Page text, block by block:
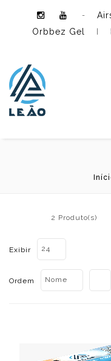
-
Orbbez Gel
2 Produto(s)
Exibir 24
Ordem Nome